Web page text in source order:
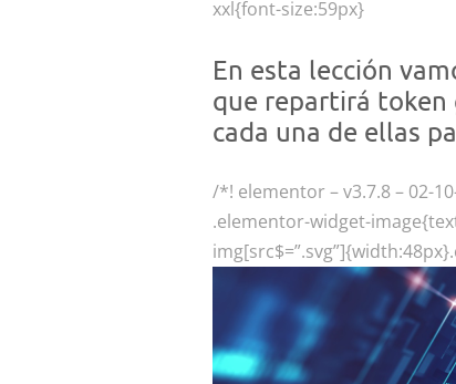
xxl{font-size:59px}
En esta lección
que repartirá token
cada una de ellas
/*! elementor – v3.7.8 – 02-
.elementor-widget-